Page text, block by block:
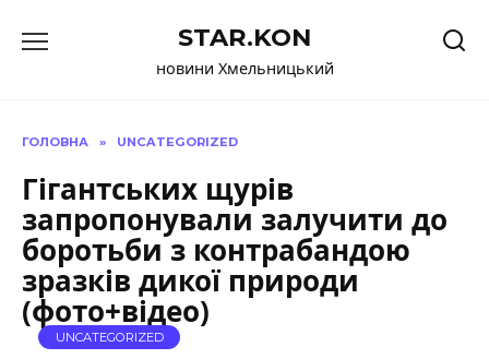
до
STAR.KON
новини Хмельницький
ГОЛОВНА » UNCATEGORIZED
Гігантських щурів
запропонували залучити до
боротьби з контрабандою
зразків дикої природи
(фото+відео)
UNCATEGORIZED